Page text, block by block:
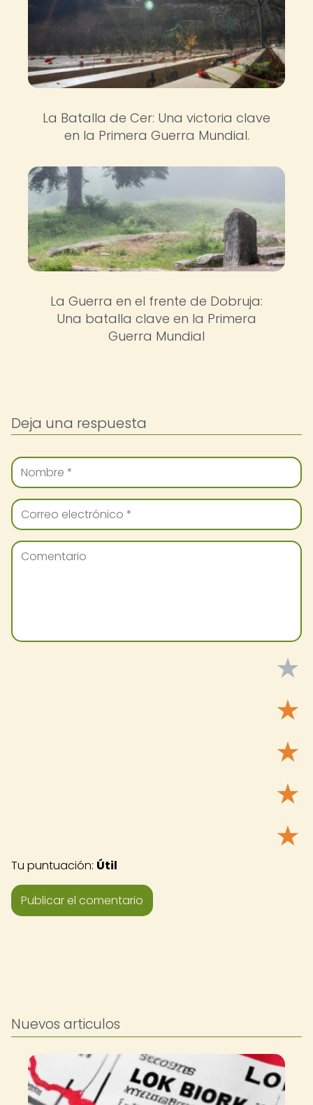
La Batalla de Cer: Una victoria clave
en la Primera Guerra Mundial.
La Guerra en el frente de Dobruja:
Una batalla clave en la Primera
Guerra Mundial
Deja una respuesta
★
★
★
★
★
Tu puntuación: Útil
Nuevos articulos